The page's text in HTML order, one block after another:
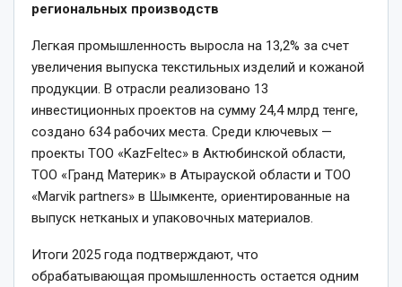
региональных производств
Легкая промышленность выросла на 13,2% за счет
увеличения выпуска текстильных изделий и кожаной
продукции. В отрасли реализовано 13
инвестиционных проектов на сумму 24,4 млрд тенге,
создано 634 рабочих места. Среди ключевых —
проекты ТОО «KazFeltec» в Актюбинской области,
ТОО «Гранд Материк» в Атырауской области и ТОО
«Marvik partners» в Шымкенте, ориентированные на
выпуск нетканых и упаковочных материалов.
Итоги 2025 года подтверждают, что
обрабатывающая промышленность остается одним